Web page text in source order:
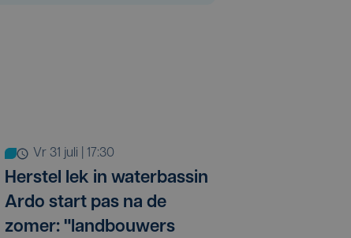
vr 31 juli | 17:30
Herstel lek in waterbassin
Ardo start pas na de
zomer: "landbouwers